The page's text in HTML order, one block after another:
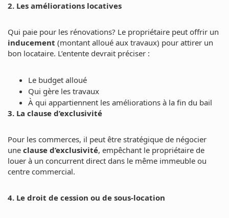
2. Les améliorations locatives
Qui paie pour les rénovations? Le propriétaire peut offrir un
inducement (montant alloué aux travaux) pour attirer un
bon locataire. L’entente devrait préciser :
Le budget alloué
Qui gère les travaux
À qui appartiennent les améliorations à la fin du bail
3. La clause d’exclusivité
Pour les commerces, il peut être stratégique de négocier
une clause d’exclusivité, empêchant le propriétaire de
louer à un concurrent direct dans le même immeuble ou
centre commercial.
4. Le droit de cession ou de sous-location